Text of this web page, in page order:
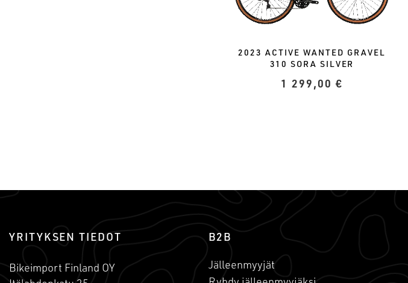
2023 ACTIVE WANTED GRAVEL
310 SORA SILVER
1 299,00 €
YRITYKSEN TIEDOT
Bikeimport Finland OY
B2B
Jälleenmyyjät